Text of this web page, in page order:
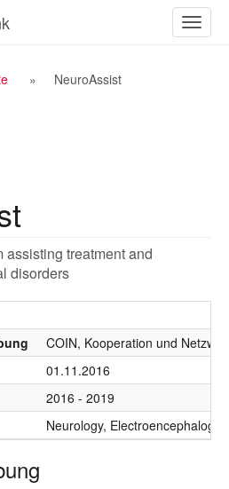
ein-/
NeuroAssist
treatment and
disorders
COIN, Kooperation und
01.11.2016
2016 - 2019
Neurology,